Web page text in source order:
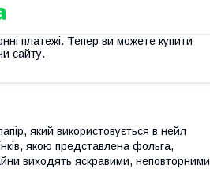
платежі. Тепер ви можете купити
сайту.
який використовується в нейл
якою представлена фольга,
виходять яскравими, неповторними